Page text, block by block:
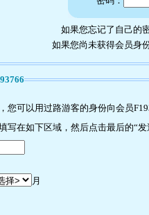
如果您忘记了自己的
如果您尚未获得会员身
您可以用过路游客的身份向会员
写在如下区域，然后点击最后的“
月